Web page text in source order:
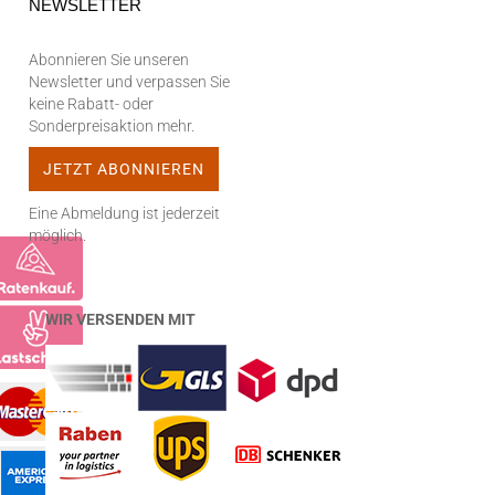
NEWSLETTER
Abonnieren Sie unseren
Newsletter und verpassen Sie
keine Rabatt- oder
Sonderpreisaktion mehr.
Eine Abmeldung ist jederzeit
möglich.
WIR VERSENDEN MIT